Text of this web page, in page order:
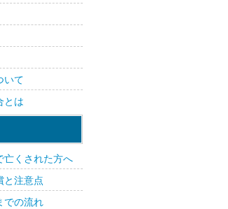
いて
とは
亡くされた方へ
と注意点
での流れ